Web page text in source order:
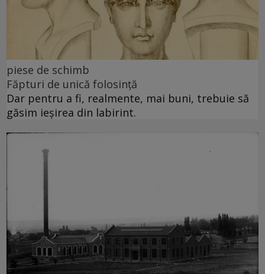
piese de schimb
Făpturi de unică folosință
Dar pentru a fi, realmente, mai buni, trebuie să
găsim ieșirea din labirint.